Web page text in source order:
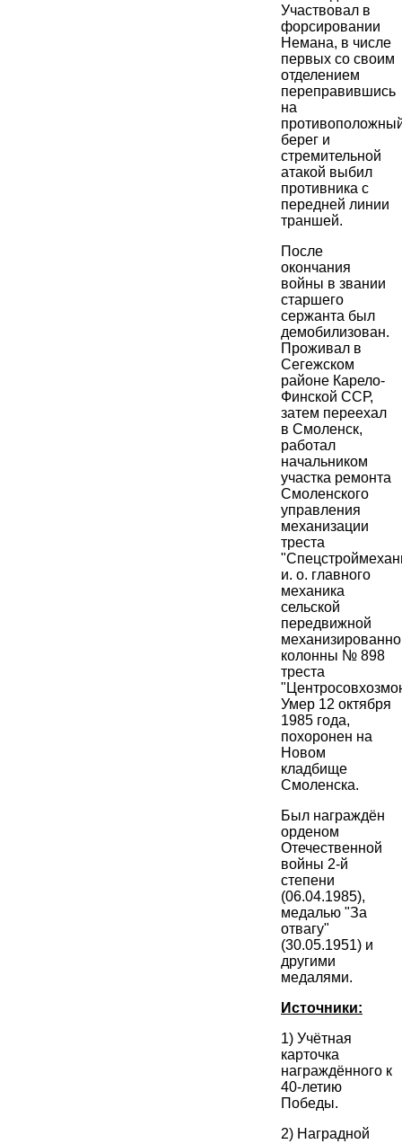
Участвовал в
форсировании
Немана, в числе
первых со своим
отделением
переправившись
на
берег и
стремительной
атакой выбил
противника с
передней линии
траншей.
После
окончания
войны в звании
старшего
сержанта был
демобилизован.
Проживал в
Сегежском
районе Карело-
Финской ССР,
затем переехал
в Смоленск,
работал
начальником
участка ремонта
Смоленского
управления
механизации
треста
и. о. главного
механика
сельской
передвижной
колонны № 898
треста
Умер 12 октября
1985 года,
похоронен на
Новом
кладбище
Смоленска.
Был награждён
орденом
Отечественной
войны 2-й
степени
(06.04.1985),
медалью "За
отвагу"
(30.05.1951) и
другими
медалями.
Источники:
1) Учётная
карточка
награждённого к
40-летию
Победы.
2) Наградной